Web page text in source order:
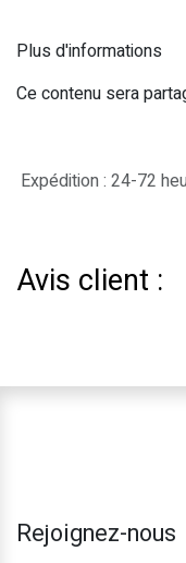
Plus d'informations
Ce contenu sera
Expédition : 24-72
Avis client :
Rejoignez-nous